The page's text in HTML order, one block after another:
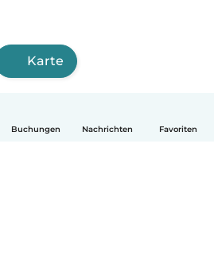
Buchungen Nachrichten Favoriten
Karte